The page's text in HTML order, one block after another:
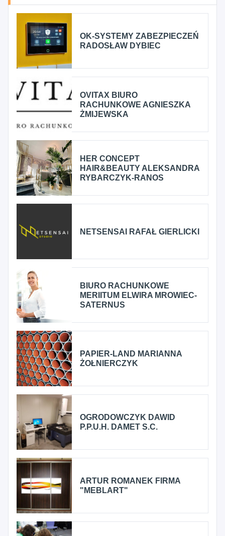
OK-SYSTEMY ZABEZPIECZEŃ
RADOSŁAW DYBIEC
OVITAX BIURO
RACHUNKOWE AGNIESZKA
ŻMIJEWSKA
HER CONCEPT
HAIR&BEAUTY ALEKSANDRA
RYBARCZYK-RANOS
NETSENSAI RAFAŁ GIERLICKI
BIURO RACHUNKOWE
MERIITUM ELWIRA MROWIEC-
SATERNUS
PAPIER-LAND MARIANNA
ŻOŁNIERCZYK
OGRODOWCZYK DAWID
P.P.U.H. DAMET S.C.
ARTUR ROMANEK FIRMA
"MEBLART"